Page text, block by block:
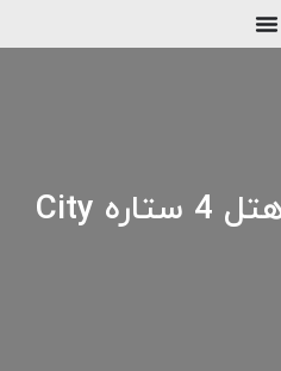
تور دبی از شیراز هتل 4 ستاره City